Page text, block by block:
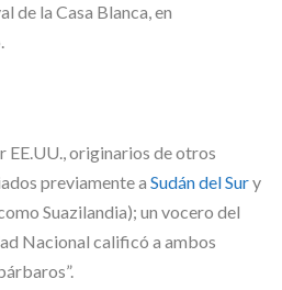
de la Casa Blanca, en
originarios de otros
previamente a Sudán del Sury
Suazilandia); un vocero del
Nacional calificó a ambos